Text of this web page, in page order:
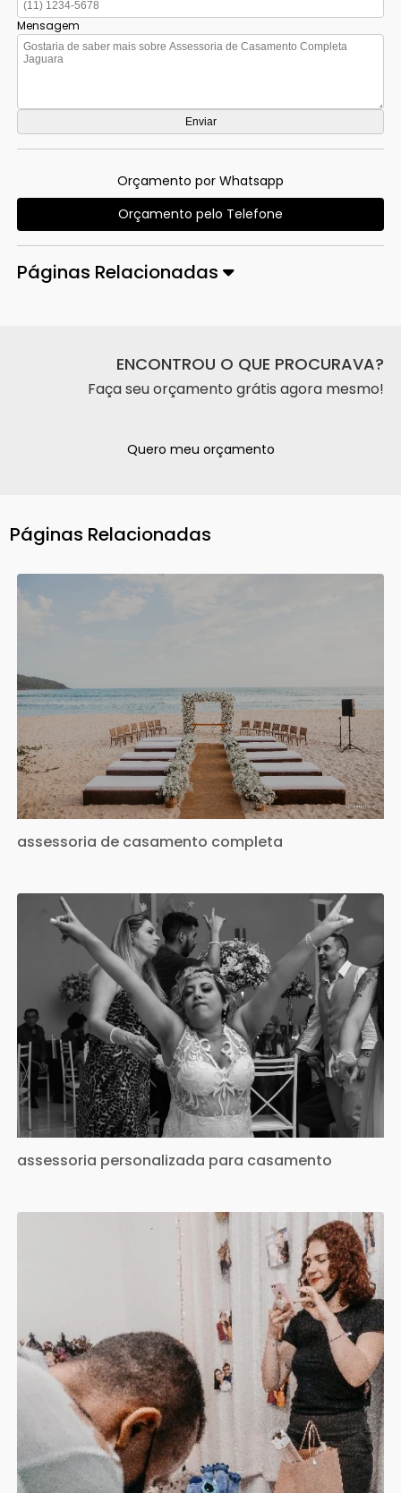
Mensagem
Orçamento por Whatsapp
Orçamento pelo Telefone
Páginas Relacionadas
ENCONTROU O QUE PROCURAVA?
Faça seu orçamento grátis agora mesmo!
Quero meu orçamento
Páginas Relacionadas
assessoria de casamento completa
assessoria personalizada para casamento